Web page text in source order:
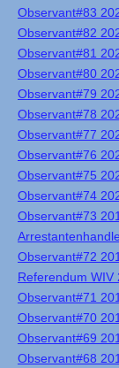
Observant#83
Observant#82
Observant#81
Observant#80
Observant#79
Observant#78
Observant#77
Observant#76
Observant#75
Observant#74
Observant#73
Observant#72
Referendum WIV
Observant#71
Observant#70
Observant#69
Observant#68